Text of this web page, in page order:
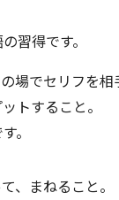
習得です。
場でセリフを
トすること。
。
、まねること。